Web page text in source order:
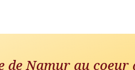
de Namur au